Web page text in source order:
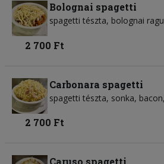
Bolognai spagetti
spagetti tészta bolognai ragu
2 700 Ft
Carbonara spagetti
spagetti tészta sonka bacon
2 700 Ft
Caruso spagetti